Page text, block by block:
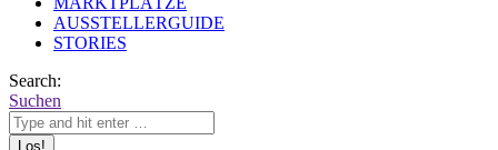
AUSSTELLERGUIDE
STORIES
Search:
Suchen